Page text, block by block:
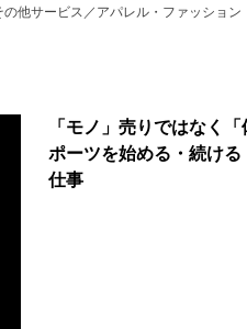
他サービス／アパレル・ファッション
「モノ」売りではなく
ポーツを始める・続け
仕事